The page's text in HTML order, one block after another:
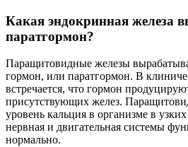
Какая эндокринная железа
паратгормон?
Паращитовидные железы
гормон, или паратгормон. В
встречается, что гормон
присутствующих желез.
уровень кальция в организме в
нервная и двигательная системы
нормально.